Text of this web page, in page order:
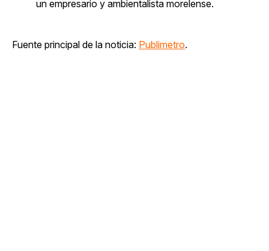
un empresario y ambientalista morelense.
Fuente principal de la noticia: Publimetro.